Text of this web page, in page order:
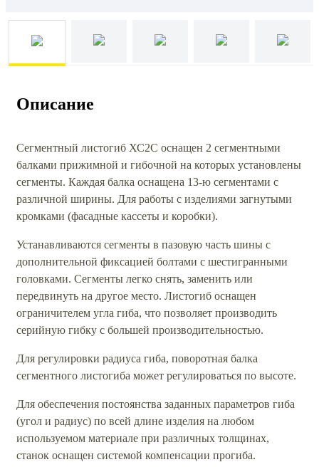
Описание
Сегментный листогиб ХС2C оснащен 2 сегментными
балками прижимной и гибочной на которых установлены
сегменты. Каждая балка оснащена 13-ю сегментами с
различной ширины. Для работы с изделиями загнутыми
кромками (фасадные кассеты и коробки).
Устанавливаются сегменты в пазовую часть шины с
дополнительной фиксацией болтами с шестигранными
головками. Сегменты легко снять, заменить или
передвинуть на другое место. Листогиб оснащен
ограничителем угла гиба, что позволяет производить
серийную гибку с большей производительностью.
Для регулировки радиуса гиба, поворотная балка
сегментного листогиба может регулироваться по высоте.
Для обеспечения постоянства заданных параметров гиба
(угол и радиус) по всей длине изделия на любом
используемом материале при различных толщинах,
станок оснащен системой компенсации прогиба.